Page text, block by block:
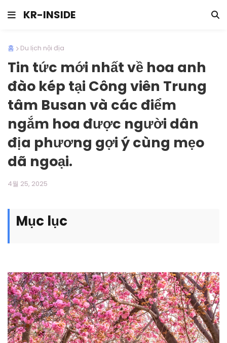
KR-INSIDE
홈 Du lịch nội địa
Tin tức mới nhất về hoa anh
đào kép tại Công viên Trung
tâm Busan và các điểm
ngắm hoa được người dân
địa phương gợi ý cùng mẹo
dã ngoại.
4월 25, 2025
Mục lục